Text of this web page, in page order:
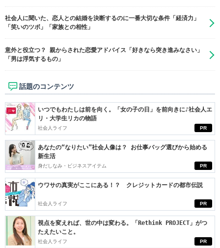
社会人に聞いた、恋人との結婚を決断するのに一番大切な条件「経済力」
「笑いのツボ」「家族との相性」
意外と役立つ？ 親からされた恋愛アドバイス「好きなら突き進みなさい」
「男は浮気するもの」
話題のコンテンツ
PR
いつでもわたしは前を向く。「女の子の日」を前向きに♪社会人エ
リ・大学生リカの物語
社会人ライフ
PR
あなたの“なりたい”社会人像は？ お仕事バッグ選びから始める
新生活
身だしなみ・ビジネスアイテム
PR
ウワサの真実がここにある！？ クレジットカードの都市伝説
社会人ライフ
PR
視点を変えれば、世の中は変わる。「Rethink PROJECT」がつ
たえたいこと。
社会人ライフ